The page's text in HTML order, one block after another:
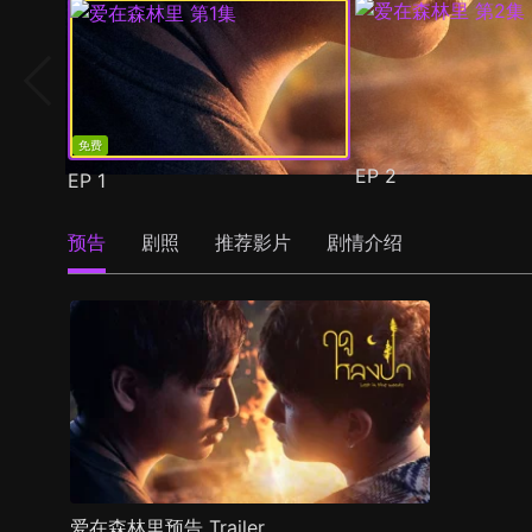
免费
EP 1 EP2
预告 剧照 推荐影片 剧情介绍
爱在森林里预告 Trailer